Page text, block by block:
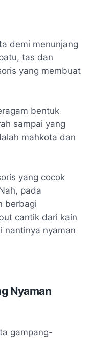
demi menunjang
tas dan
yang membuat
bentuk
sampai yang
mahkota dan
yang cocok
pada
berbagi
cantik dari kain
nantinya nyaman
Nyaman
gampang-